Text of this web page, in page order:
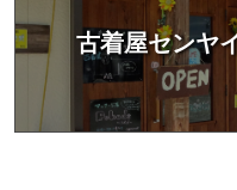
古着屋センヤ